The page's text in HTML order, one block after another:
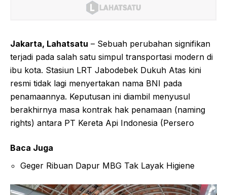
Jakarta, Lahatsatu – Sebuah perubahan signifikan
terjadi pada salah satu simpul transportasi modern di
ibu kota. Stasiun LRT Jabodebek Dukuh Atas kini
resmi tidak lagi menyertakan nama BNI pada
penamaannya. Keputusan ini diambil menyusul
berakhirnya masa kontrak hak penamaan (naming
rights) antara PT Kereta Api Indonesia (Persero
Baca Juga
Geger Ribuan Dapur MBG Tak Layak Higiene